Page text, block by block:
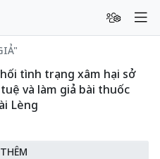
tình trạng xâm hại sở
và làm giả bài thuốc
Lèng